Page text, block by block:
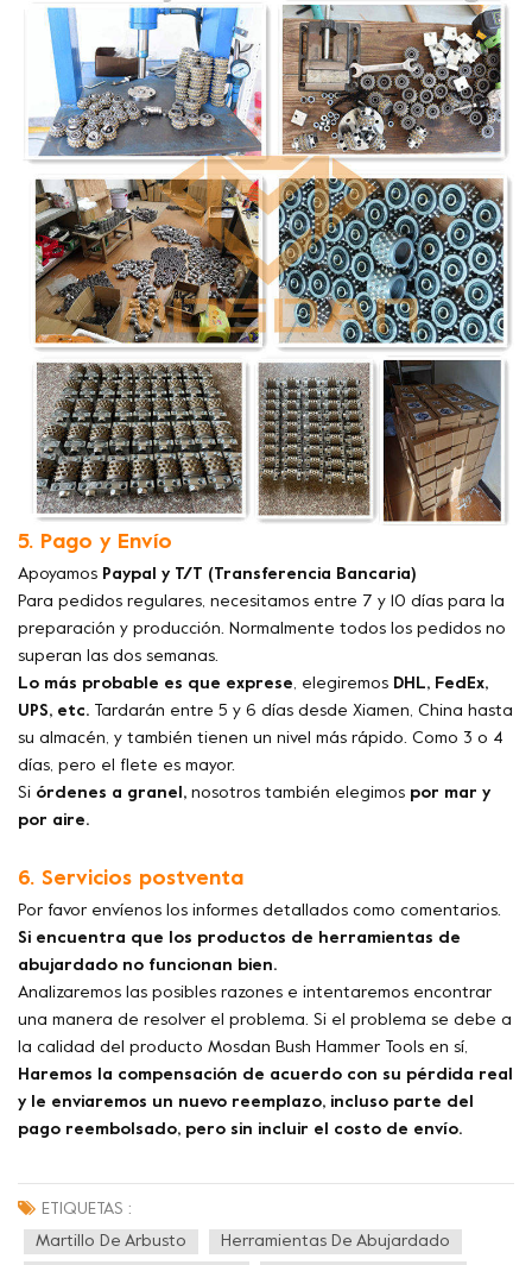
5. Pago y Envío
Apoyamos Paypal y T/T (Transferencia Bancaria)
Para pedidos regulares, necesitamos entre 7 y 10 días para la
preparación y producción. Normalmente todos los pedidos no
superan las dos semanas.
Lo más probable es que exprese, elegiremos DHL, FedEx,
UPS, etc. Tardarán entre 5 y 6 días desde Xiamen, China hasta
su almacén, y también tienen un nivel más rápido. Como 3 o 4
días, pero el flete es mayor.
Si órdenes a granel, nosotros también elegimos por mar y
por aire.
6. Servicios postventa
Por favor envíenos los informes detallados como comentarios.
Si encuentra que los productos de herramientas de
abujardado no funcionan bien.
Analizaremos las posibles razones e intentaremos encontrar
una manera de resolver el problema. Si el problema se debe a
la calidad del producto Mosdan Bush Hammer Tools en sí,
Haremos la compensación de acuerdo con su pérdida real
y le enviaremos un nuevo reemplazo, incluso parte del
pago reembolsado, pero sin incluir el costo de envío.
ETIQUETAS :
Martillo De Arbusto Herramientas De Abujardado